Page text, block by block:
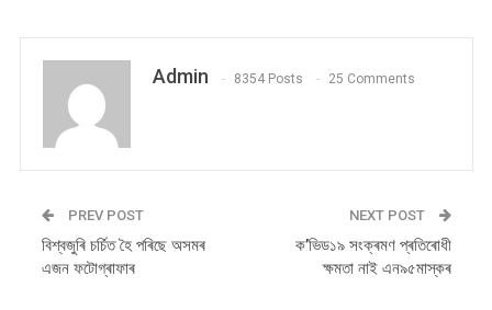
Admin 8354 Posts 25 Comments
PREV POST
বিশ্বজুৰি চৰ্চিত হৈ পৰিছে অসমৰ
এজন ফটোগ্ৰাফাৰ
NEXT POST
ক’ভিড১৯ সংক্ৰমণ প্ৰতিৰোধী
ক্ষমতা নাই এন৯৫মাস্কৰ